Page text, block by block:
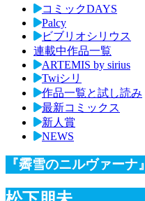
コミックDAYS
Palcy
ビブリオシリウス
連載中作品一覧
ARTEMIS by sirius
Twiシリ
作品一覧と試し読み
最新コミックス
新人賞
NEWS
『霽雪のニルヴァーナ』